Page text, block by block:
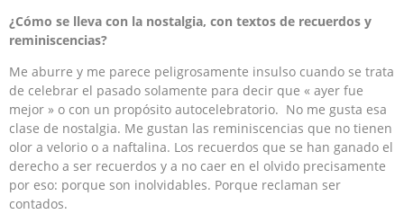
¿Cómo se lleva con la nostalgia, con textos de recuerdos y
reminiscencias?
Me aburre y me parece peligrosamente insulso cuando se trata
de celebrar el pasado solamente para decir que « ayer fue
mejor » o con un propósito autocelebratorio. No me gusta esa
clase de nostalgia. Me gustan las reminiscencias que no tienen
olor a velorio o a naftalina. Los recuerdos que se han ganado el
derecho a ser recuerdos y a no caer en el olvido precisamente
por eso: porque son inolvidables. Porque reclaman ser
contados.